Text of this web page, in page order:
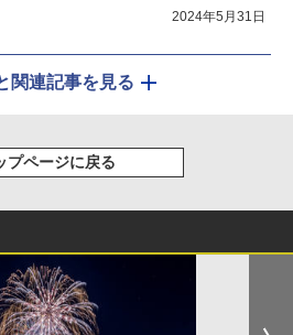
2024年5月31日
関連記事を見る
プページに戻る